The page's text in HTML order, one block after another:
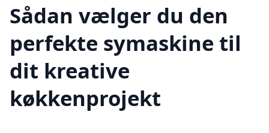
Sådan vælger du den
perfekte symaskine til
dit kreative
køkkenprojekt